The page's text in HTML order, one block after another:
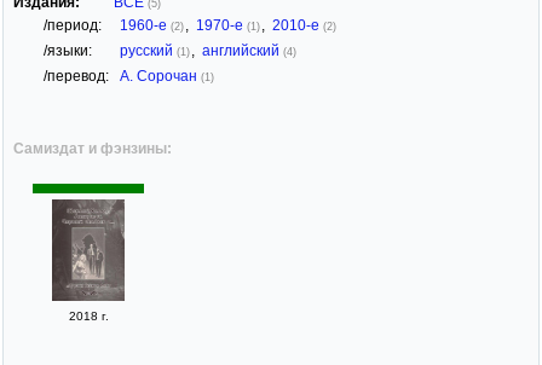
(5)
/период: 1960-е (2) 1970-е (1) 2010-е (2)
/языки: русский (1) английский (4)
/перевод: А. Сорочан (1)
Самиздат и фэнзины:
2018 г.